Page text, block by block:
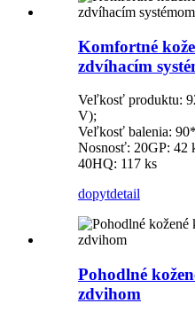
Komfortné
zdvíhacím
Veľkosť produktu:
V);
Veľkosť balenia:
Nosnosť: 20GP: 42
40HQ: 117 ks
dopytdetail
Pohodlné
zdvihom